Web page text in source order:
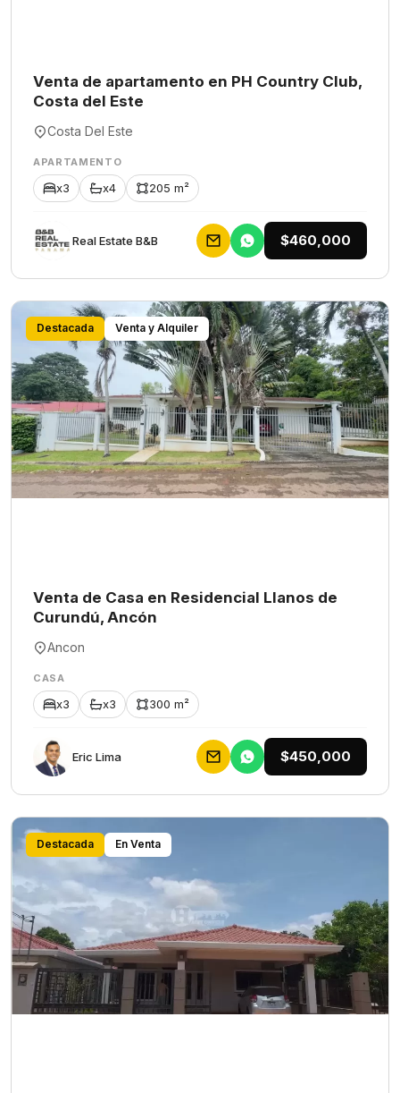
Venta de apartamento en PH Country Club,
Costa del Este
Costa Del Este
APARTAMENTO
x3 x4 205 m²
Rеаl Еstаtе В&В $460,000
Destacada Venta y Alquiler
Venta de Casa en Residencial Llanos de
Curundú, Ancón
Ancon
CASA
x3 x3 300 m²
Eric Lima $450,000
Destacada En Venta